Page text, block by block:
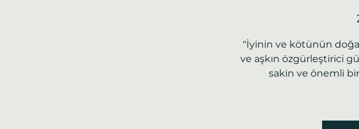
"İyinin ve kötünün
ve aşkın özgürleştirici
sakin ve önemli